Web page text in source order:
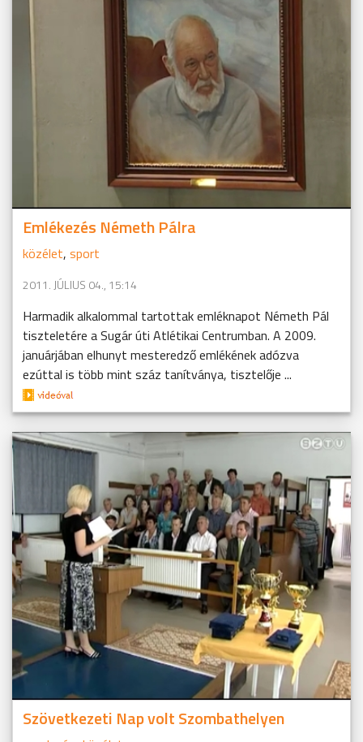
Emlékezés Németh Pálra
közélet, sport
2011. JÚLIUS 04., 15:14
Harmadik alkalommal tartottak emléknapot Németh Pál
tiszteletére a Sugár úti Atlétikai Centrumban. A 2009.
januárjában elhunyt mesteredző emlékének adózva
ezúttal is több mint száz tanítványa, tisztelője ...
Szövetkezeti Nap volt Szombathelyen